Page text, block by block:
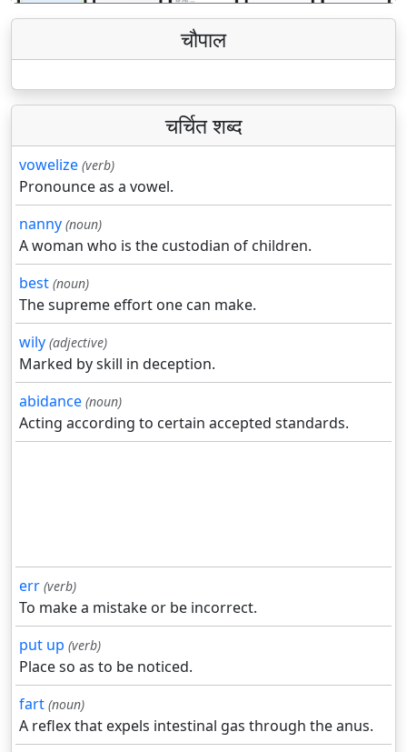
चौपाल
चर्चित शब्द
vowelize (verb)
Pronounce as a vowel.
nanny (noun)
A woman who is the custodian of children.
best (noun)
The supreme effort one can make.
wily (adjective)
Marked by skill in deception.
abidance (noun)
Acting according to certain accepted standards.
err (verb)
To make a mistake or be incorrect.
put up (verb)
Place so as to be noticed.
fart (noun)
A reflex that expels intestinal gas through the anus.